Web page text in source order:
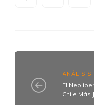
ANÁLISIS
El
Chile Más